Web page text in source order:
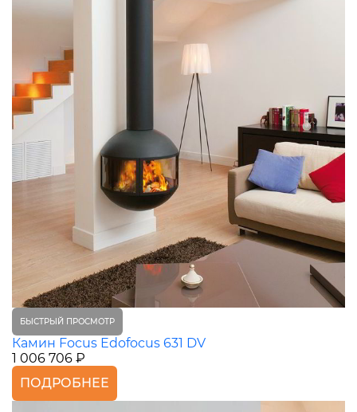
БЫСТРЫЙ ПРОСМОТР
Камин Focus Edofocus 631 DV
1 006 706 ₽
ПОДРОБНЕЕ